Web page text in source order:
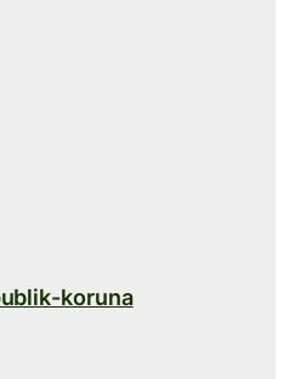
koruna